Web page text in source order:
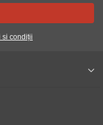
si condiții